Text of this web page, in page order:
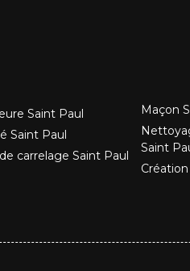
Saint Paul
Saint Paul
carrelage Saint Paul
Maçon
Saint